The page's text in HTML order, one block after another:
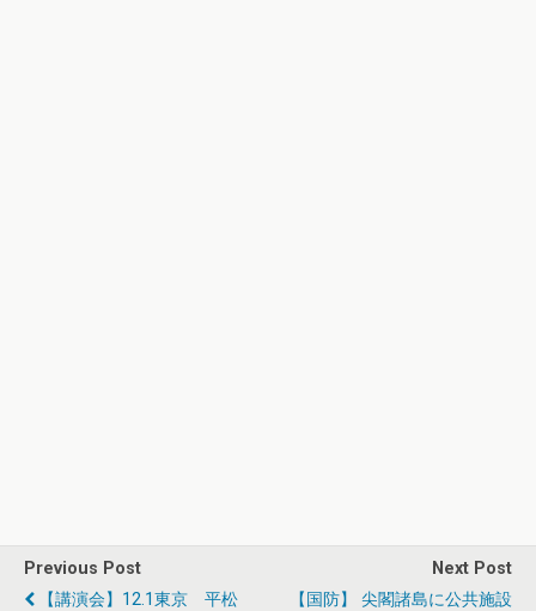
Previous Post
【講演会】12.1東京 平松
Next Post
【国防】 尖閣諸島に公共施設